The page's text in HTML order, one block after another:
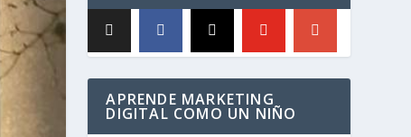
APRENDE MARKETING
DIGITAL COMO UN NIÑO